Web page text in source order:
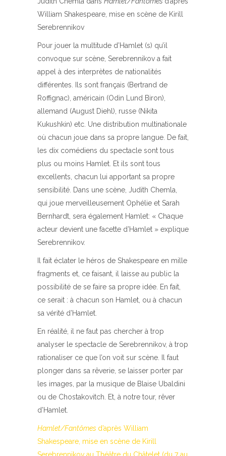
William Shakespeare, mise en scène de Kirill
Serebrennikov
Pour jouer la multitude d’Hamlet (s) qu’il
convoque sur scène, Serebrennikov a fait
appel à des interprètes de nationalités
différentes. Ils sont français (Bertrand de
Roffignac), américain (Odin Lund Biron),
allemand (August Diehl), russe (Nikita
Kukushkin) etc. Une distribution multinationale
où chacun joue dans sa propre langue. De fait,
les dix comédiens du spectacle sont tous
plus ou moins Hamlet. Et ils sont tous
excellents, chacun lui apportant sa propre
sensibilité. Dans une scène, Judith Chemla,
qui joue merveilleusement Ophélie et Sarah
Bernhardt, sera également Hamlet: « Chaque
acteur devient une facette d’Hamlet » explique
Serebrennikov.
Il fait éclater le héros de Shakespeare en mille
fragments et, ce faisant, il laisse au public la
possibilité de se faire sa propre idée. En fait,
ce serait : à chacun son Hamlet, ou à chacun
sa vérité d’Hamlet.
En réalité, il ne faut pas chercher à trop
analyser le spectacle de Serebrennikov, à trop
rationaliser ce que l’on voit sur scène. Il faut
plonger dans sa rêverie, se laisser porter par
les images, par la musique de Blaise Ubaldini
ou de Chostakovitch. Et, à notre tour, rêver
d’Hamlet.
Hamlet/Fantômes d’après William
Shakespeare, mise en scène de Kirill